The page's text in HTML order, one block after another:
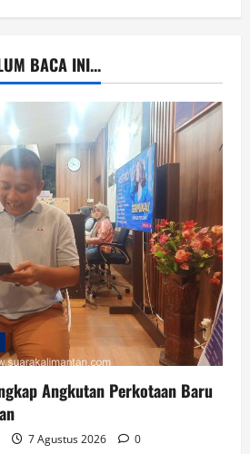
BACA INI...
Angkutan Perkotaan Baru
7 Agustus 2026 0